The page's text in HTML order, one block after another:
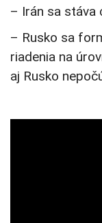
– Irán sa stáva
– Rusko sa
riadenia na
aj Rusko